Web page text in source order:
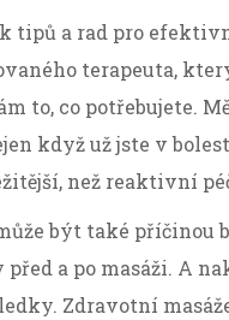
tipů a rad pro
terapeuta,
to, co potřebujete.
když už jste v
než reaktivní
být také příčinou
a po masáži. A
Zdravotní